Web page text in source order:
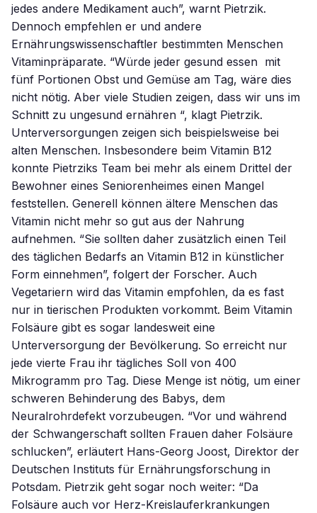
jedes andere Medikament auch”, warnt Pietrzik.
Dennoch empfehlen er und andere
Ernährungswissenschaftler bestimmten Menschen
Vitaminpräparate. “Würde jeder gesund essen  mit
fünf Portionen Obst und Gemüse am Tag, wäre dies
nicht nötig. Aber viele Studien zeigen, dass wir uns im
Schnitt zu ungesund ernähren “, klagt Pietrzik.
Unterversorgungen zeigen sich beispielsweise bei
alten Menschen. Insbesondere beim Vitamin B12
konnte Pietrziks Team bei mehr als einem Drittel der
Bewohner eines Seniorenheimes einen Mangel
feststellen. Generell können ältere Menschen das
Vitamin nicht mehr so gut aus der Nahrung
aufnehmen. “Sie sollten daher zusätzlich einen Teil
des täglichen Bedarfs an Vitamin B12 in künstlicher
Form einnehmen”, folgert der Forscher. Auch
Vegetariern wird das Vitamin empfohlen, da es fast
nur in tierischen Produkten vorkommt. Beim Vitamin
Folsäure gibt es sogar landesweit eine
Unterversorgung der Bevölkerung. So erreicht nur
jede vierte Frau ihr tägliches Soll von 400
Mikrogramm pro Tag. Diese Menge ist nötig, um einer
schweren Behinderung des Babys, dem
Neuralrohrdefekt vorzubeugen. “Vor und während
der Schwangerschaft sollten Frauen daher Folsäure
schlucken”, erläutert Hans-Georg Joost, Direktor der
Deutschen Instituts für Ernährungsforschung in
Potsdam. Pietrzik geht sogar noch weiter: “Da
Folsäure auch vor Herz-Kreislauferkrankungen